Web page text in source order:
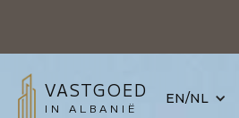
VASTGOED
IN ALBANIË
EN/NL